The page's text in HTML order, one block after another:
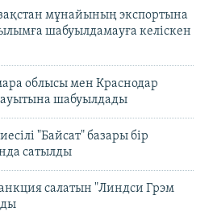
мұнайының экспортына
шабуылдамауға келіскен
облысы мен Краснодар
шабуылдады
"Байсат" базары бір
сатылды
салатын "Линдси Грэм